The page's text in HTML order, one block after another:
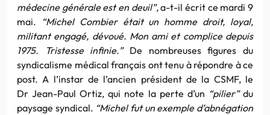
médecine générale est en deuil”,a-t-il écrit ce mardi 9
mai.
“Michel Combier était un homme droit, loyal,
militant engagé, dévoué. Mon ami et complice depuis
1975. Tristesse infinie.” De nombreuses figures du
syndicalisme médical français ont tenu à répondre à ce
post. A l’instar de l’ancien président de la CSMF, le
Dr Jean-Paul Ortiz, qui note la perte d’un “pilier”du
paysage syndical. “Michel fut un exemple d’abnégation